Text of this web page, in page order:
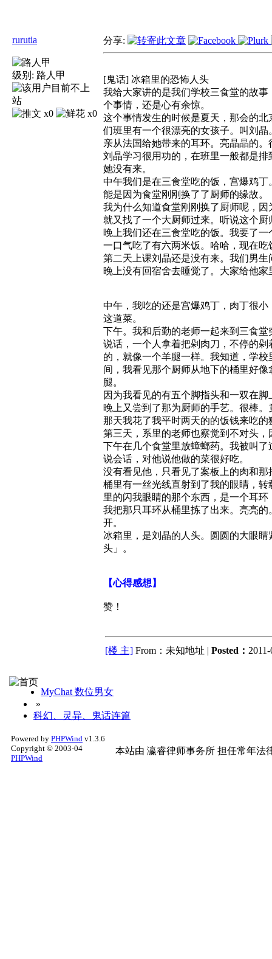
rurutia
级别: 路人甲
x0 x0
分享:
[鬼话] 冰箱里的恐怖人头
我给大家讲的是我们学校三食堂的故
个事情，还是心有余惊。
这个事情发生的时候是夏天，那会的
们班里有一个很漂亮的女孩子。叫刘
亲从法国给她带来的耳环。亮晶晶
刘晶学习很用功的，在班里一般都是
她没有来。
中午我们是在三食堂吃的饭，宫爆鸡
能是因为食堂刚刚换了了厨师的缘
我为什么知道食堂刚刚换了厨师呢，
就又找了一个大厨师过来。听说这个
晚上我们还在三食堂吃的饭。我要了
一口气吃了有六两米饭。哈哈，现
第二天上课刘晶还是没有来。我们男
晚上没有回宿舍去睡觉了。大家给他
中午，我吃的还是宫爆鸡丁，肉丁很
这道菜。
下午。我和后勤的老师一起来到三食
说话，一个人拿着把剁肉刀，不停的
的，就像一个羊腿一样。我知道，学
间，我看见那个厨师从地下的桶里好
腿。
因为我看见的有五个脚指头和一双在
晚上又尝到了那为厨师的手艺。很棒
那天我花了我平时两天的的饭钱来
第三天，系里的老师也察觉到不对
下午在几个食堂里放蟑螂药。我被叫
说会话，对他说他做的菜很好吃。
没有看见他，只看见了案板上的肉和
桶里有一丝光线直射到了我的眼睛，转
里的闪我眼睛的那个东西，是一个
我把那只耳环从桶里拣了出来。亮亮
开。
冰箱里，是刘晶的人头。圆圆的大眼
头」。
【心得感想】
赞！
[楼 主] From：未知地址 | Posted：
MyChat 数位男女
»
科幻、灵异、鬼话连篇
Powered by PHPWind v1.3.6
Copyright © 2003-04
PHPWind
本站由 瀛睿律师事务所 担任常年法